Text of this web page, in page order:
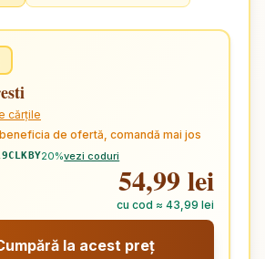
cărțile
de ofertă, comandă mai jos
20%vezi coduri
54,99 lei
cu cod ≈ 43,99 lei
la acest preț